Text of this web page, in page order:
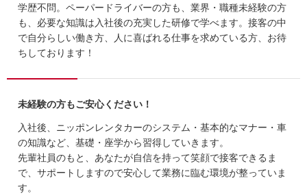
学歴不問。ペーパードライバーの方も、業界・職種未経験の方
も、必要な知識は入社後の充実した研修で学べます。接客の中
で自分らしい働き方、人に喜ばれる仕事を求めている方、お待
ちしております！
未経験の方もご安心ください！
入社後、ニッポンレンタカーのシステム・基本的なマナー・車
の知識など、基礎・座学から習得していきます。
先輩社員のもと、あなたが自信を持って笑顔で接客できるま
で、サポートしますので安心して業務に臨む環境が整っていま
す。